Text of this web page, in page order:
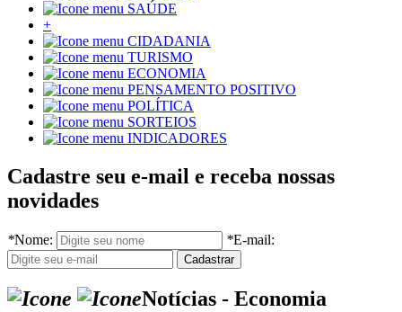
SAÚDE
+
CIDADANIA
TURISMO
ECONOMIA
PENSAMENTO POSITIVO
POLÍTICA
SORTEIOS
INDICADORES
Cadastre seu e-mail e receba nossas
novidades
*Nome: *E-mail:
Notícias - Economia